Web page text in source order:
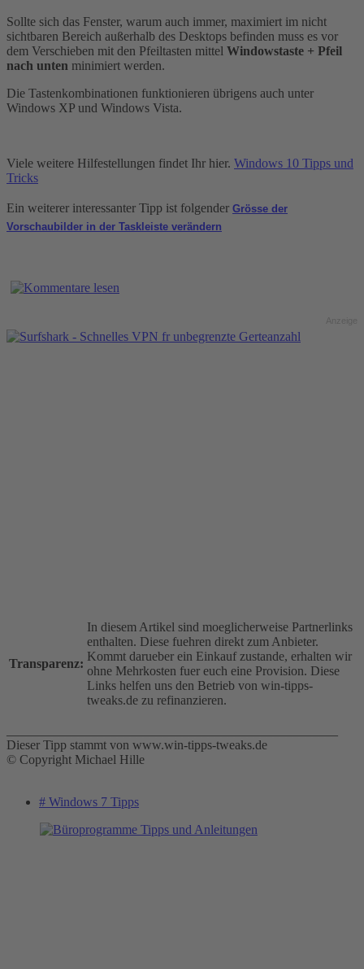
Sollte sich das Fenster, warum auch immer, maximiert im nicht
sichtbaren Bereich außerhalb des Desktops befinden muss es vor
dem Verschieben mit den Pfeiltasten mittel Windowstaste + Pfeil
nach unten minimiert werden.
Die Tastenkombinationen funktionieren übrigens auch unter
Windows XP und Windows Vista.
Viele weitere Hilfestellungen findet Ihr hier. Windows 10 Tipps und
Tricks
Ein weiterer interessanter Tipp ist folgender Grösse der
Vorschaubilder in der Taskleiste verändern
Transparenz:
In diesem Artikel sind moeglicherweise Partnerlinks
enthalten. Diese fuehren direkt zum Anbieter.
Kommt darueber ein Einkauf zustande, erhalten wir
ohne Mehrkosten fuer euch eine Provision. Diese
Links helfen uns den Betrieb von win-tipps-
tweaks.de zu refinanzieren.
Dieser Tipp stammt von www.win-tipps-tweaks.de
© Copyright Michael Hille
# Windows 7 Tipps